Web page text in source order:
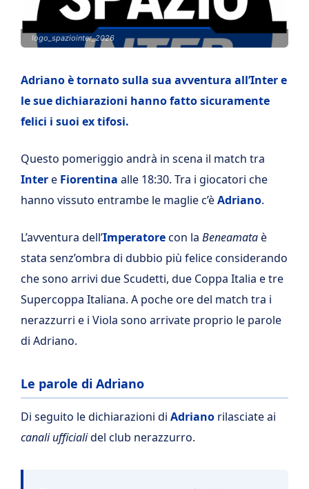
logo_spaziointer_2026
Adriano è tornato sulla sua avventura all’Inter e
le sue dichiarazioni hanno fatto sicuramente
felici i suoi ex tifosi.
Questo pomeriggio andrà in scena il match tra
Intere Fiorentina alle 18:30. Tra i giocatori che
hanno vissuto entrambe le maglie c’èAdriano.
L’avventura dell’Imperatorecon la Beneamataè
stata senz’ombra di dubbio più felice considerando
che sono arrivi due Scudetti, due Coppa Italia e tre
Supercoppa Italiana. A poche ore del match tra i
nerazzurri e i Viola sono arrivate proprio le parole
di Adriano.
Le parole di Adriano
Di seguito le dichiarazioni di Adriano rilasciate ai
canali ufficialidel club nerazzurro.